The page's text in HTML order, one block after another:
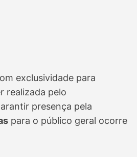
exclusividade para
realizada pelo
presença pela
para o público geral ocorre